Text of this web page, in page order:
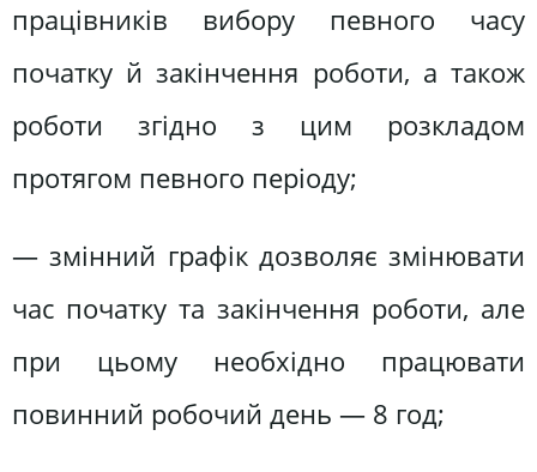
працівників вибору певного часу
початку й закінчення роботи, а також
роботи згідно з цим розкладом
протягом певного періоду;
— змінний графік дозволяє змінювати
час початку та закінчення роботи, але
при цьому необхідно працювати
повинний робочий день — 8 год;